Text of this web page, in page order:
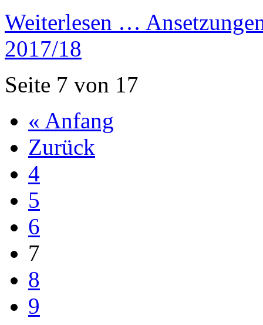
Weiterlesen …
2017/18
Seite 7 von 17
« Anfang
Zurück
4
5
6
7
8
9